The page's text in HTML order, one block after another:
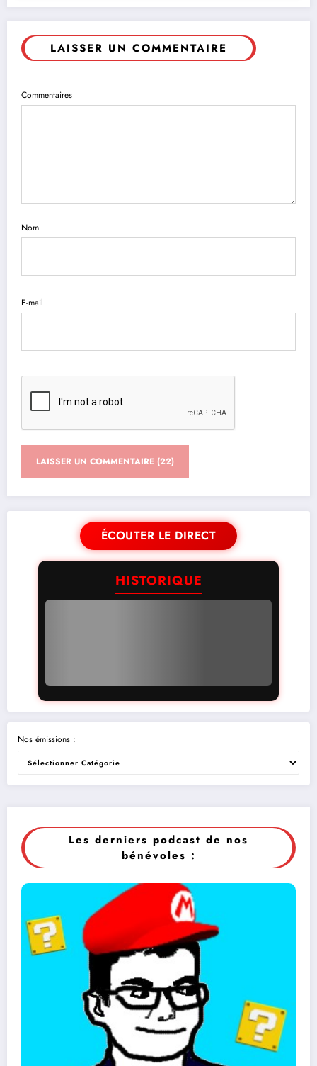
LAISSER UN COMMENTAIRE
Commentaires
Nom
E-mail
ÉCOUTER LE DIRECT
HISTORIQUE
Nos émissions :
Les derniers podcast de nos
bénévoles :